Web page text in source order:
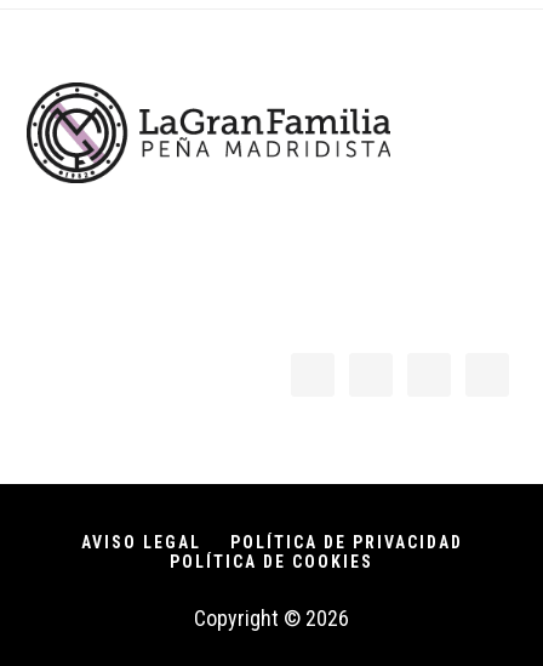
AVISO LEGAL
POLÍTICA DE PRIVACIDAD
POLÍTICA DE COOKIES
Copyright © 2026